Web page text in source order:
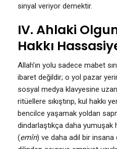
sinyal veriyor demektir.
IV. Ahlaki
Hakkı
Allah’ın yolu sadece mabet
ibaret değildir; o yol pazar
sosyal medya klavyesine
ritüellere sıkıştırıp, kul hakkı
bencilce yaşamak yoldan
dindarlaştıkça daha yumuşak
(emîn) ve daha adil bir